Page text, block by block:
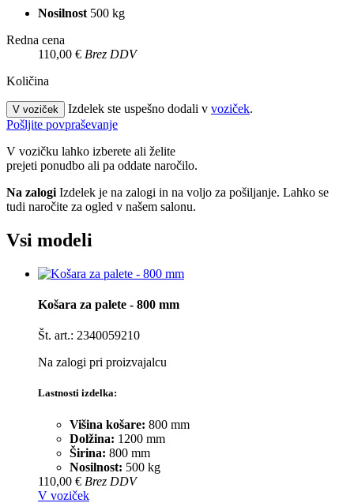
Nosilnost 500 kg
Redna cena
110,00 € Brez DDV
Količina
V voziček Izdelek ste uspešno dodali v voziček.
Pošljite povpraševanje
V vozičku lahko izberete ali želite
prejeti ponudbo ali pa oddate naročilo.
Na zalogi Izdelek je na zalogi in na voljo za pošiljanje. Lahko se
tudi naročite za ogled v našem salonu.
Vsi modeli
Košara za palete - 800 mm
Št. art.: 2340059210
Na zalogi pri proizvajalcu
Lastnosti izdelka:
Višina košare: 800 mm
Dolžina: 1200 mm
Širina: 800 mm
Nosilnost: 500 kg
110,00 € Brez DDV
V voziček